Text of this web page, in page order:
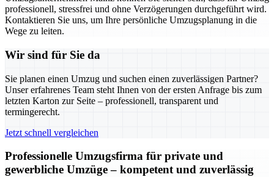
professionell, stressfrei und ohne Verzögerungen durchgeführt wird.
Kontaktieren Sie uns, um Ihre persönliche Umzugsplanung in die
Wege zu leiten.
Wir sind für Sie da
Sie planen einen Umzug und suchen einen zuverlässigen Partner?
Unser erfahrenes Team steht Ihnen von der ersten Anfrage bis zum
letzten Karton zur Seite – professionell, transparent und
termingerecht.
Jetzt schnell vergleichen
Professionelle Umzugsfirma für private und
gewerbliche Umzüge – kompetent und zuverlässig